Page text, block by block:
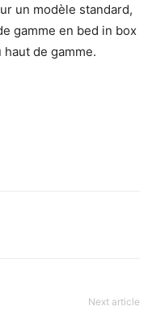
un modèle standard,
gamme en bed in box
de gamme.
Next article